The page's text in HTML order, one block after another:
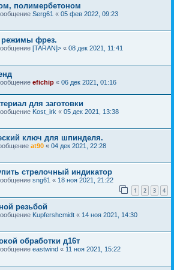
полимербетоном
Serg61 « 05 фев 2022, 09:23
фрез.
[TARAN]> « 08 дек 2021, 11:41
efichip « 06 дек 2021, 01:16
для заготовки
Kost_irk « 05 дек 2021, 13:38
ключ для шпинделя.
at90 « 04 дек 2021, 22:28
стрелочный индикатор
sng61 « 18 ноя 2021, 21:22
1 2 3 4
резьбой
Kupfershcmidt « 14 ноя 2021, 14:30
обработки д16т
eastwind « 11 ноя 2021, 15:22